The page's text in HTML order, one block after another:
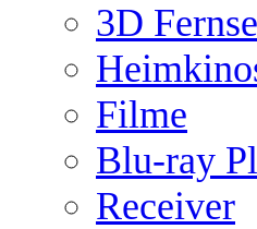
3D
Filme
Blu-ray
Receiver